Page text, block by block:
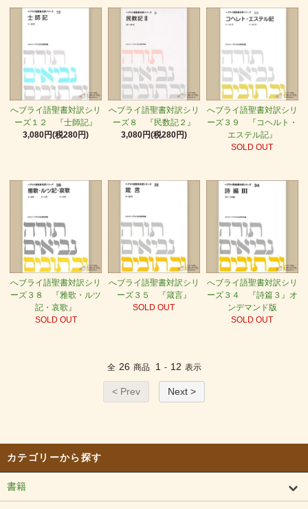
へブライ語聖書対訳シリ
ーズ１２ 『士師記』
3,080円(税280円)
へブライ語聖書対訳シリ
ーズ８ 『民数記２』
3,080円(税280円)
へブライ語聖書対訳シリ
ーズ３９ 『コヘルト・
エステル記』
SOLD OUT
へブライ語聖書対訳シリ
ーズ３８ 『雅歌・ルツ
記・哀歌』
SOLD OUT
へブライ語聖書対訳シリ
ーズ３５ 『箴言』
SOLD OUT
へブライ語聖書対訳シリ
ーズ３４ 『詩篇３』オ
ンデマンド版
SOLD OUT
全 26 商品 1 - 12 表示
< Prev Next >
カテゴリーから探す
書籍